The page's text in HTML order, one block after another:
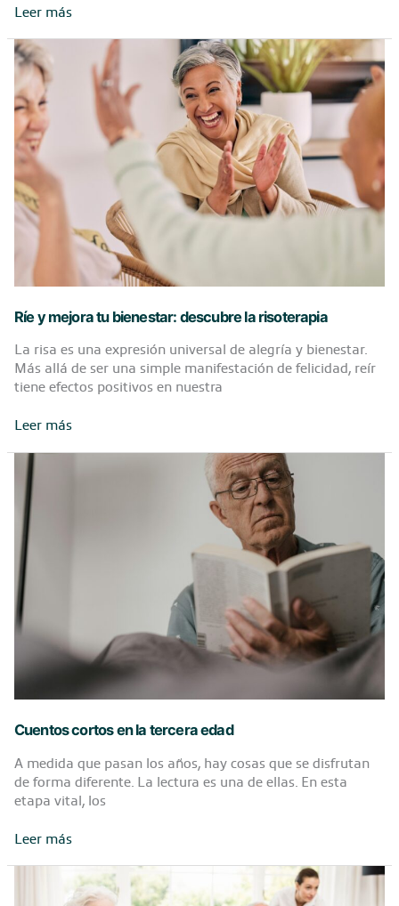
¿Qué
detrás
del
hormigueo
en
las
manos?
Descubre
las
causas
y
soluciones
Leer más
Ríe y mejora tu bienestar: descubre la risoterapia
La risa es una expresión universal de alegría y bienestar.
Más allá de ser una simple manifestación de felicidad, reír
tiene efectos positivos en nuestra
Ríe
mejora
tu
bienestar:
descubre
la
risoterapia
Leer más
Cuentos cortos en la tercera edad
A medida que pasan los años, hay cosas que se disfrutan
de forma diferente. La lectura es una de ellas. En esta
etapa vital, los
Cuentos
Leer más